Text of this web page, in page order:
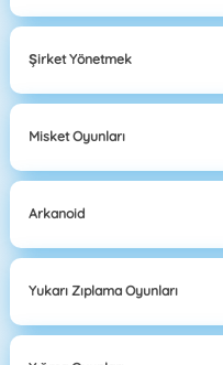
Şirket Yönetmek
Misket Oyunları
Arkanoid
Yukarı Zıplama Oyunları